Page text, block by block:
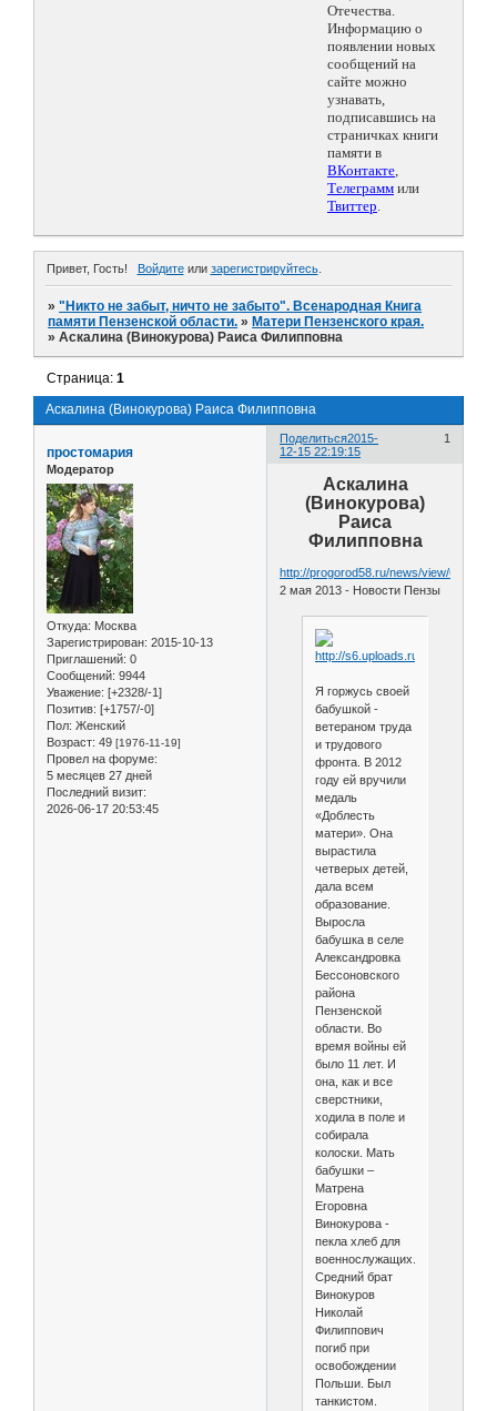
Отечества.
Информацию о
появлении новых
сообщений на
сайте можно
узнавать,
подписавшись на
страничках книги
памяти в
ВКонтакте,
Телеграмм или
Твиттер.
Привет, Гость! Войдитеили зарегистрируйтесь.
»"Никто не забыт, ничто не забыто". Всенародная Книга
памяти Пензенской области. » Матери Пензенского края.
»Аскалина (Винокурова) Раиса Филипповна
Аскалина (Винокурова) Раиса Филипповна
Страница:1
Поделиться 1
2015-
12-15 22:19:15
простомария
Модератор
Откуда: Москва
Зарегистрирован: 2015-10-13
Приглашений: 0
Сообщений: 9944
Уважение: [+2328/-1]
Позитив: [+1757/-0]
Пол: Женский
Возраст: 49 [1976-11-19]
Провел на форуме:
5 месяцев 27 дней
Последний визит:
2026-06-17 20:53:45
Аскалина
(Винокурова)
Раиса
Филипповна
http://progorod58.ru/news/view/64736
2 мая 2013 - Новости Пензы
Я горжусь своей
бабушкой -
ветераном труда
и трудового
фронта. В 2012
году ей вручили
медаль
«Доблесть
матери». Она
вырастила
четверых детей,
дала всем
образование.
Выросла
бабушка в селе
Александровка
Бессоновского
района
Пензенской
области. Во
время войны ей
было 11 лет. И
она, как и все
сверстники,
ходила в поле и
собирала
колоски. Мать
бабушки –
Матрена
Егоровна
Винокурова -
пекла хлеб для
военнослужащих.
Средний брат
Винокуров
Николай
Филиппович
погиб при
освобождении
Польши. Был
танкистом.